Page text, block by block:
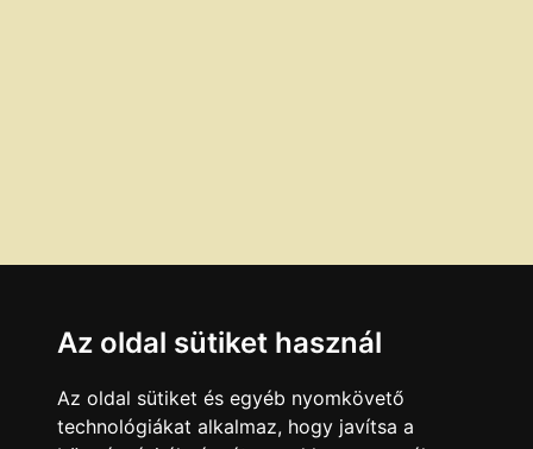
Az oldal sütiket használ
Az oldal sütiket és egyéb nyomkövető
technológiákat alkalmaz, hogy javítsa a